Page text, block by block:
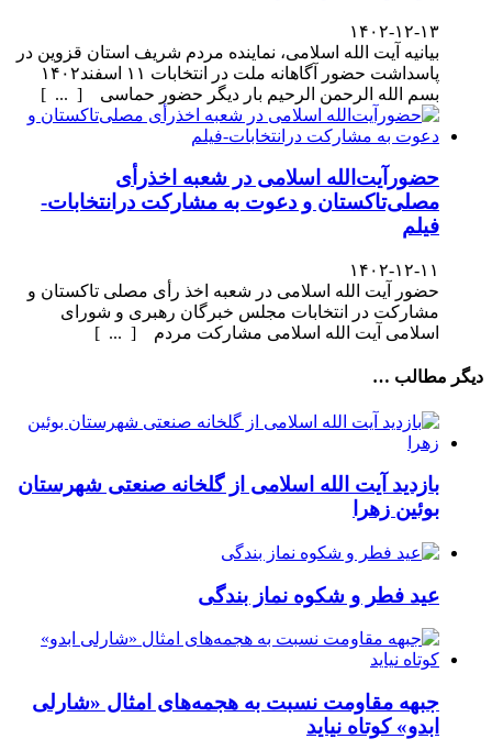
۱۴۰۲-۱۲-۱۳
بیانیه آیت الله اسلامی، نماینده مردم شریف استان قزوین در
پاسداشت حضور آگاهانه ملت در انتخابات ۱۱ اسفند۱۴۰۲
بسم الله الرحمن الرحیم بار دیگر حضور حماسی [ ... ]
حضورآیت‌الله اسلامی در شعبه اخذرأی
مصلی‌تاکستان و دعوت به مشارکت درانتخابات-
فیلم
۱۴۰۲-۱۲-۱۱
حضور آیت الله اسلامی در شعبه اخذ رأی مصلی تاکستان و
مشارکت در انتخابات مجلس خبرگان رهبری و شورای
اسلامی آیت الله اسلامی مشارکت مردم [ ... ]
دیگر مطالب …
بازدید آیت الله اسلامی از گلخانه صنعتی شهرستان
بوئین زهرا
عید فطر و شکوه نماز بندگی
جبهه مقاومت نسبت به هجمه‌های امثال «شارلی
ابدو» کوتاه نیاید